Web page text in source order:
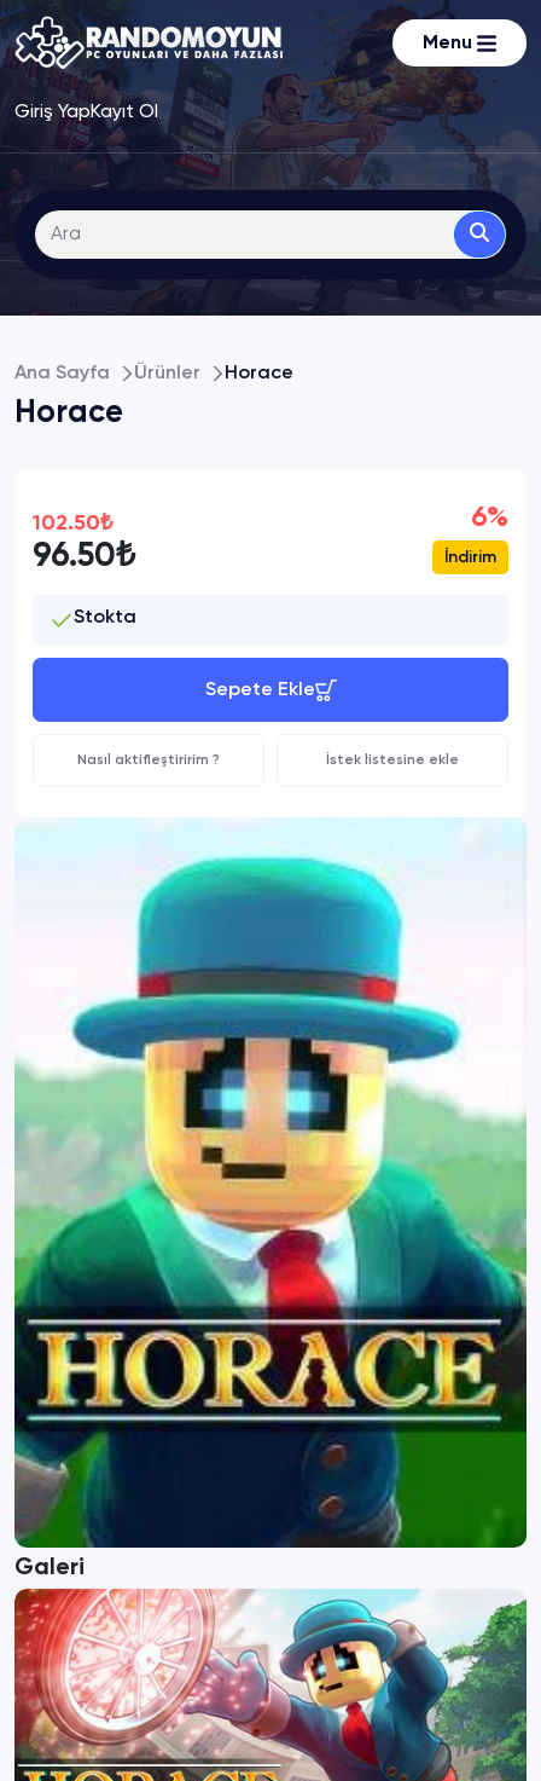
Menu
Giriş YapKayıt Ol
Ana Sayfa Ürünler Horace
Horace
Galeri
102.50₺
96.50₺
6%
İndirim
Stokta
Sepete Ekle
Nasıl aktifleştiririm ? İstek listesine ekle